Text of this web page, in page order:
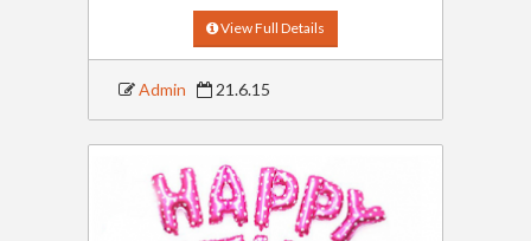
View Full Details
Admin 21.6.15